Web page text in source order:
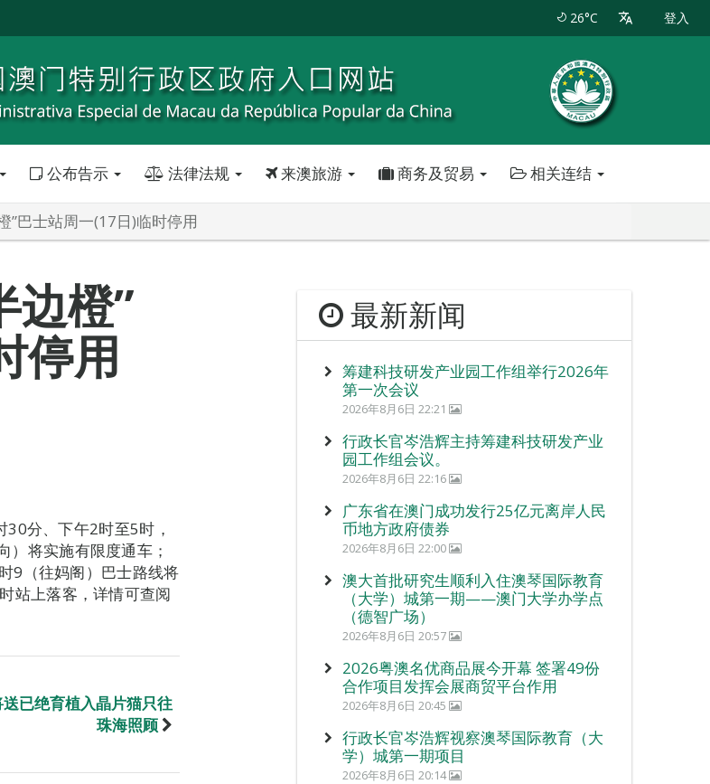
26°C 登入
公布告示 法律法规 来澳旅游 商务及贸易 相关连结
”巴士站周一(17日)临时停用
边橙”
停用
分、下午2时至5时，
）将实施有限度通车；
9（往妈阁）巴士路线将
站上落客，详情可查阅
已绝育植入晶片猫只往
珠海照顾
最新新闻
筹建科技研发产业园工作组举行2026年
第一次会议
2026年8月6日 22:21
行政长官岑浩辉主持筹建科技研发产业
园工作组会议。
2026年8月6日 22:16
广东省在澳门成功发行25亿元离岸人民
币地方政府债券
2026年8月6日 22:00
澳大首批研究生顺利入住澳琴国际教育
（大学）城第一期——澳门大学办学点
（德智广场）
2026年8月6日 20:57
2026粤澳名优商品展今开幕 签署49份
合作项目发挥会展商贸平台作用
2026年8月6日 20:45
行政长官岑浩辉视察澳琴国际教育（大
学）城第一期项目
2026年8月6日 20:14